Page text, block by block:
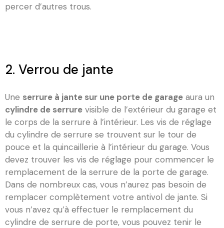
percer d’autres trous.
2. Verrou de jante
Une serrure à jante sur une porte de garage aura un
cylindre de serrure visible de l’extérieur du garage et
le corps de la serrure à l’intérieur. Les vis de réglage
du cylindre de serrure se trouvent sur le tour de
pouce et la quincaillerie à l’intérieur du garage. Vous
devez trouver les vis de réglage pour commencer le
remplacement de la serrure de la porte de garage.
Dans de nombreux cas, vous n’aurez pas besoin de
remplacer complètement votre antivol de jante. Si
vous n’avez qu’à effectuer le remplacement du
cylindre de serrure de porte, vous pouvez tenir le